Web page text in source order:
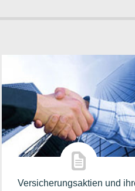
Versicherungsaktien und